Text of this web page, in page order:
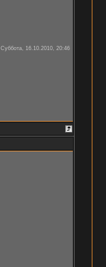
Суббота, 16.10.2010, 20:46